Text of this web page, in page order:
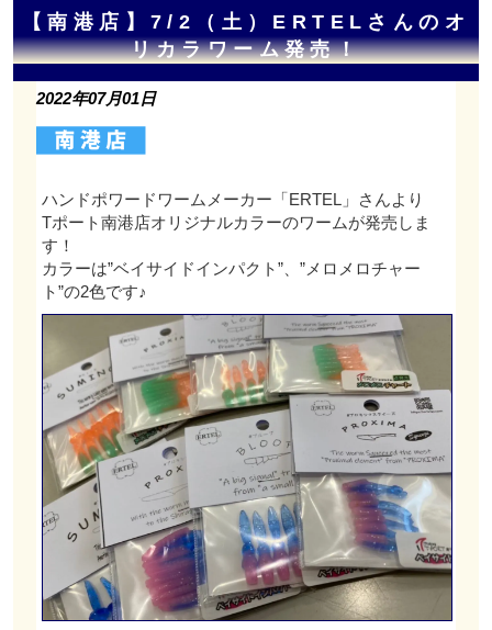
【南港店】7/2（土）ERTELさんのオ
リカラワーム発売！
2022年07月01日
ハンドポワードワームメーカー「ERTEL」さんより
Tポート南港店オリジナルカラーのワームが発売しま
す！
カラーは”ベイサイドインパクト”、”メロメロチャー
ト”の2色です♪